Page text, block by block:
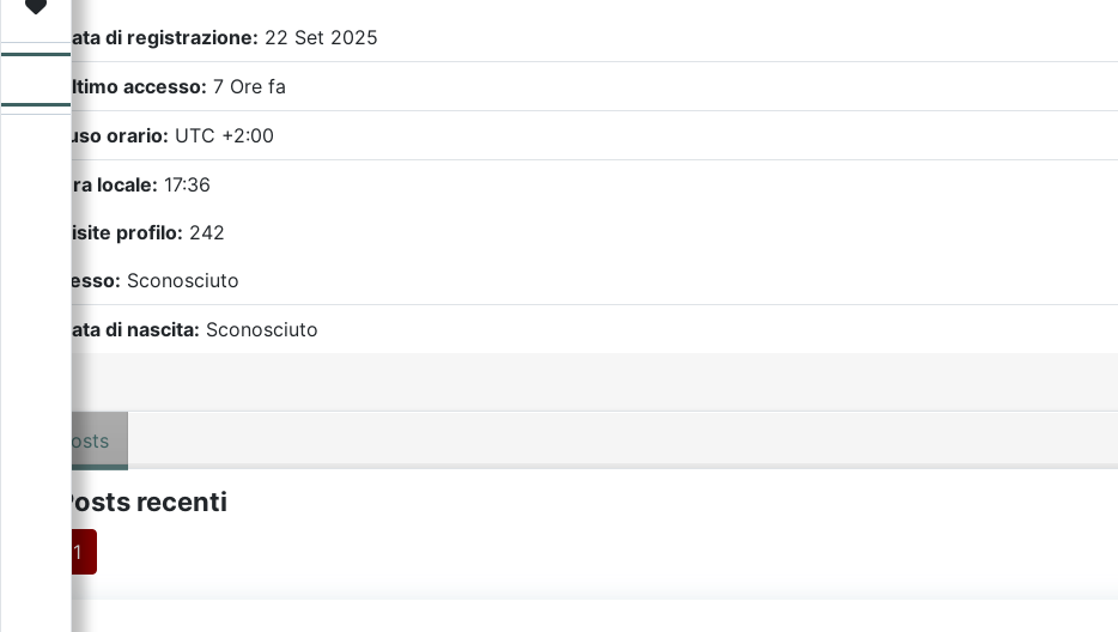
Video
Forum
Donazione
Data di registrazione: 22 Set 2025
Ultimo accesso: 7 Ore fa
Fuso orario: UTC +2:00
Ora locale: 17:36
Visite profilo: 242
Sesso: Sconosciuto
Data di nascita: Sconosciuto
Posts
Posts recenti
1